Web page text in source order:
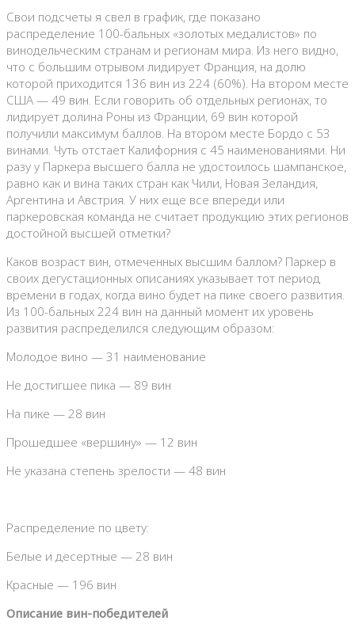
Свои подсчеты я свел в график, где показано
распределение 100-бальных «золотых медалистов» по
винодельческим странам и регионам мира. Из него видно,
что с большим отрывом лидирует Франция, на долю
которой приходится 136 вин из 224 (60%). На втором месте
США — 49 вин. Если говорить об отдельных регионах, то
лидирует долина Роны из Франции, 69 вин которой
получили максимум баллов. На втором месте Бордо с 53
винами. Чуть отстает Калифорния с 45 наименованиями. Ни
разу у Паркера высшего балла не удостоилось шампанское,
равно как и вина таких стран как Чили, Новая Зеландия,
Аргентина и Австрия. У них еще все впереди или
паркеровская команда не считает продукцию этих регионов
достойной высшей отметки?
Каков возраст вин, отмеченных высшим баллом? Паркер в
своих дегустационных описаниях указывает тот период
времени в годах, когда вино будет на пике своего развития.
Из 100-бальных 224 вин на данный момент их уровень
развития распределился следующим образом:
Молодое вино — 31 наименование
Не достигшее пика — 89 вин
На пике — 28 вин
Прошедшее «вершину» — 12 вин
Не указана степень зрелости — 48 вин
Распределение по цвету:
Белые и десертные — 28 вин
Красные — 196 вин
Описание вин-победителей